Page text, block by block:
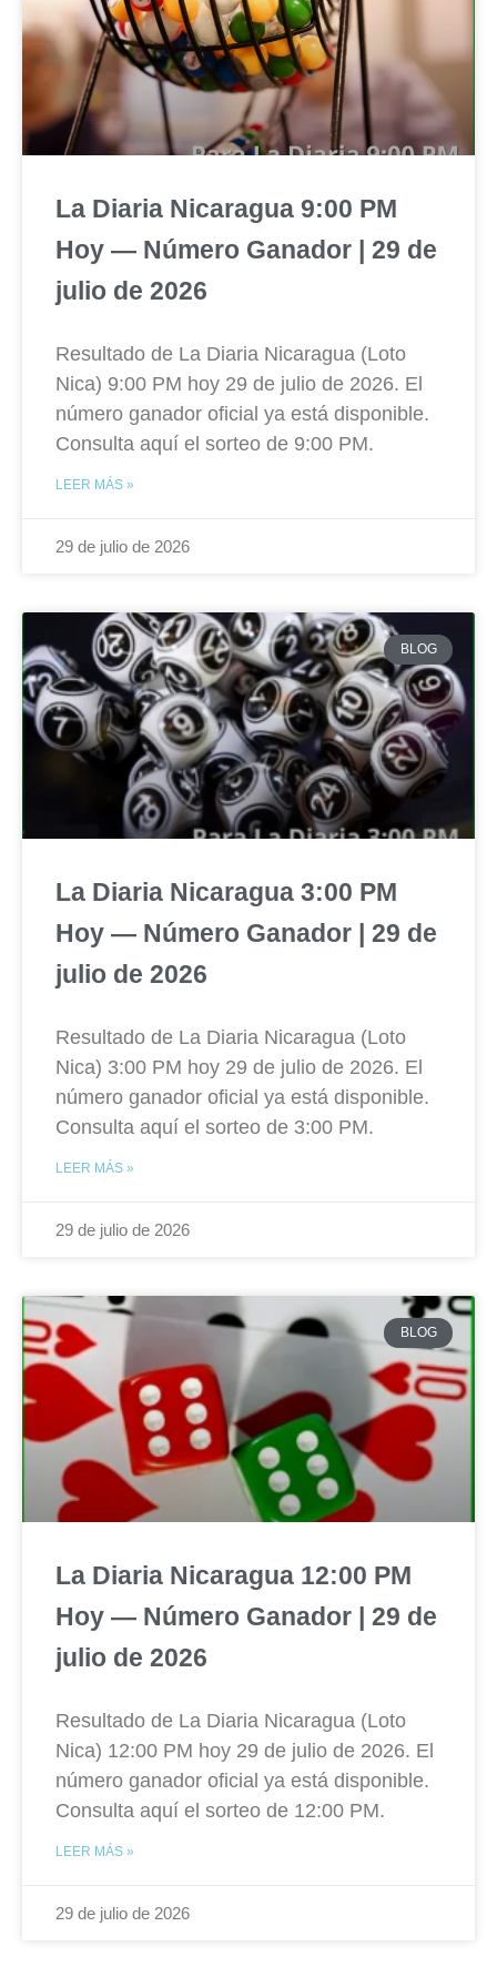
La Diaria Nicaragua 9:00 PM
Hoy — Número Ganador | 29 de
julio de 2026
Resultado de La Diaria Nicaragua (Loto
Nica) 9:00 PM hoy 29 de julio de 2026. El
número ganador oficial ya está disponible.
Consulta aquí el sorteo de 9:00 PM.
LEER MÁS »
29 de julio de 2026
BLOG
La Diaria Nicaragua 3:00 PM
Hoy — Número Ganador | 29 de
julio de 2026
Resultado de La Diaria Nicaragua (Loto
Nica) 3:00 PM hoy 29 de julio de 2026. El
número ganador oficial ya está disponible.
Consulta aquí el sorteo de 3:00 PM.
LEER MÁS »
29 de julio de 2026
BLOG
La Diaria Nicaragua 12:00 PM
Hoy — Número Ganador | 29 de
julio de 2026
Resultado de La Diaria Nicaragua (Loto
Nica) 12:00 PM hoy 29 de julio de 2026. El
número ganador oficial ya está disponible.
Consulta aquí el sorteo de 12:00 PM.
LEER MÁS »
29 de julio de 2026